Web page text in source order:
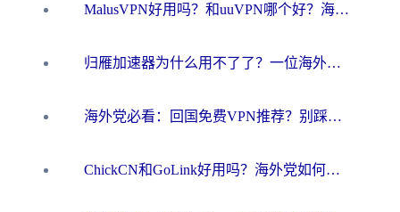
MalusVPN好用吗？和uuVPN哪个好？海外党无缝访问国内资源的真实对比与选择指南
归雁加速器为什么用不了了？一位海外游子的真实困惑与技术解答
海外党必看：回国免费VPN推荐？别踩坑！教你选对加速器无缝刷国内资源
ChickCN和GoLink好用吗？海外党如何选对回国加速器